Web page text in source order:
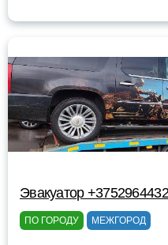
Эвакуатор
ПО ГОРОДУ МЕЖГОРОД